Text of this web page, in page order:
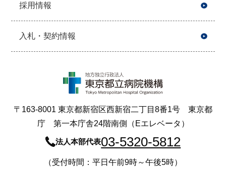
採用情報
入札・契約情報
〒163-8001 東京都新宿区西新宿二丁目8番1号 東京都
庁 第一本庁舎24階南側（Eエレベータ）
法人本部代表03-5320-5812
（受付時間：平日午前9時～午後5時）